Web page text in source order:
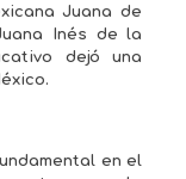
Juana de
Inés de la
dejó una
en el